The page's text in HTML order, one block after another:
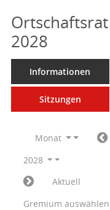
2028
Informationen
Sitzungen
Monat
2028
Aktuell
Gremium auswählen